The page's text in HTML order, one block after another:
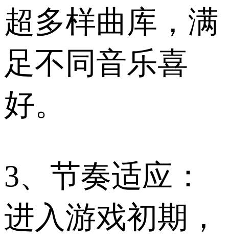
超多样曲库，满
足不同音乐喜
好。
3、节奏适应：
进入游戏初期，